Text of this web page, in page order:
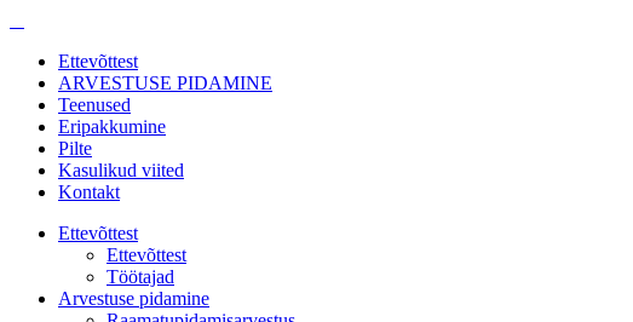
Ettevõttest
ARVESTUSE PIDAMINE
Teenused
Eripakkumine
Pilte
Kasulikud viited
Kontakt
Ettevõttest
Ettevõttest
Töötajad
Arvestuse pidamine